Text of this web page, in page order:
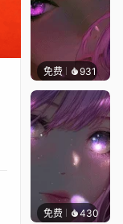
免费 931辰东
免费 430辰东